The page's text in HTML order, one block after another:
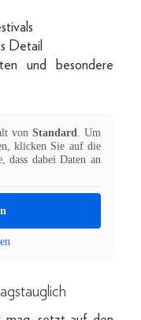
Detail
und besondere
von Standard
. Um
klicken Sie auf die
dass dabei Daten an